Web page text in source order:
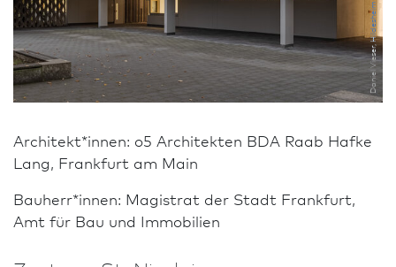
Daniel Vieser, Hildesheim
Architekt*innen: o5 Architekten BDA Raab Hafke
Lang, Frank­furt am Main
Bauherr*innen: Magistrat der Stadt Frank­furt,
Amt für Bau und Immobilien